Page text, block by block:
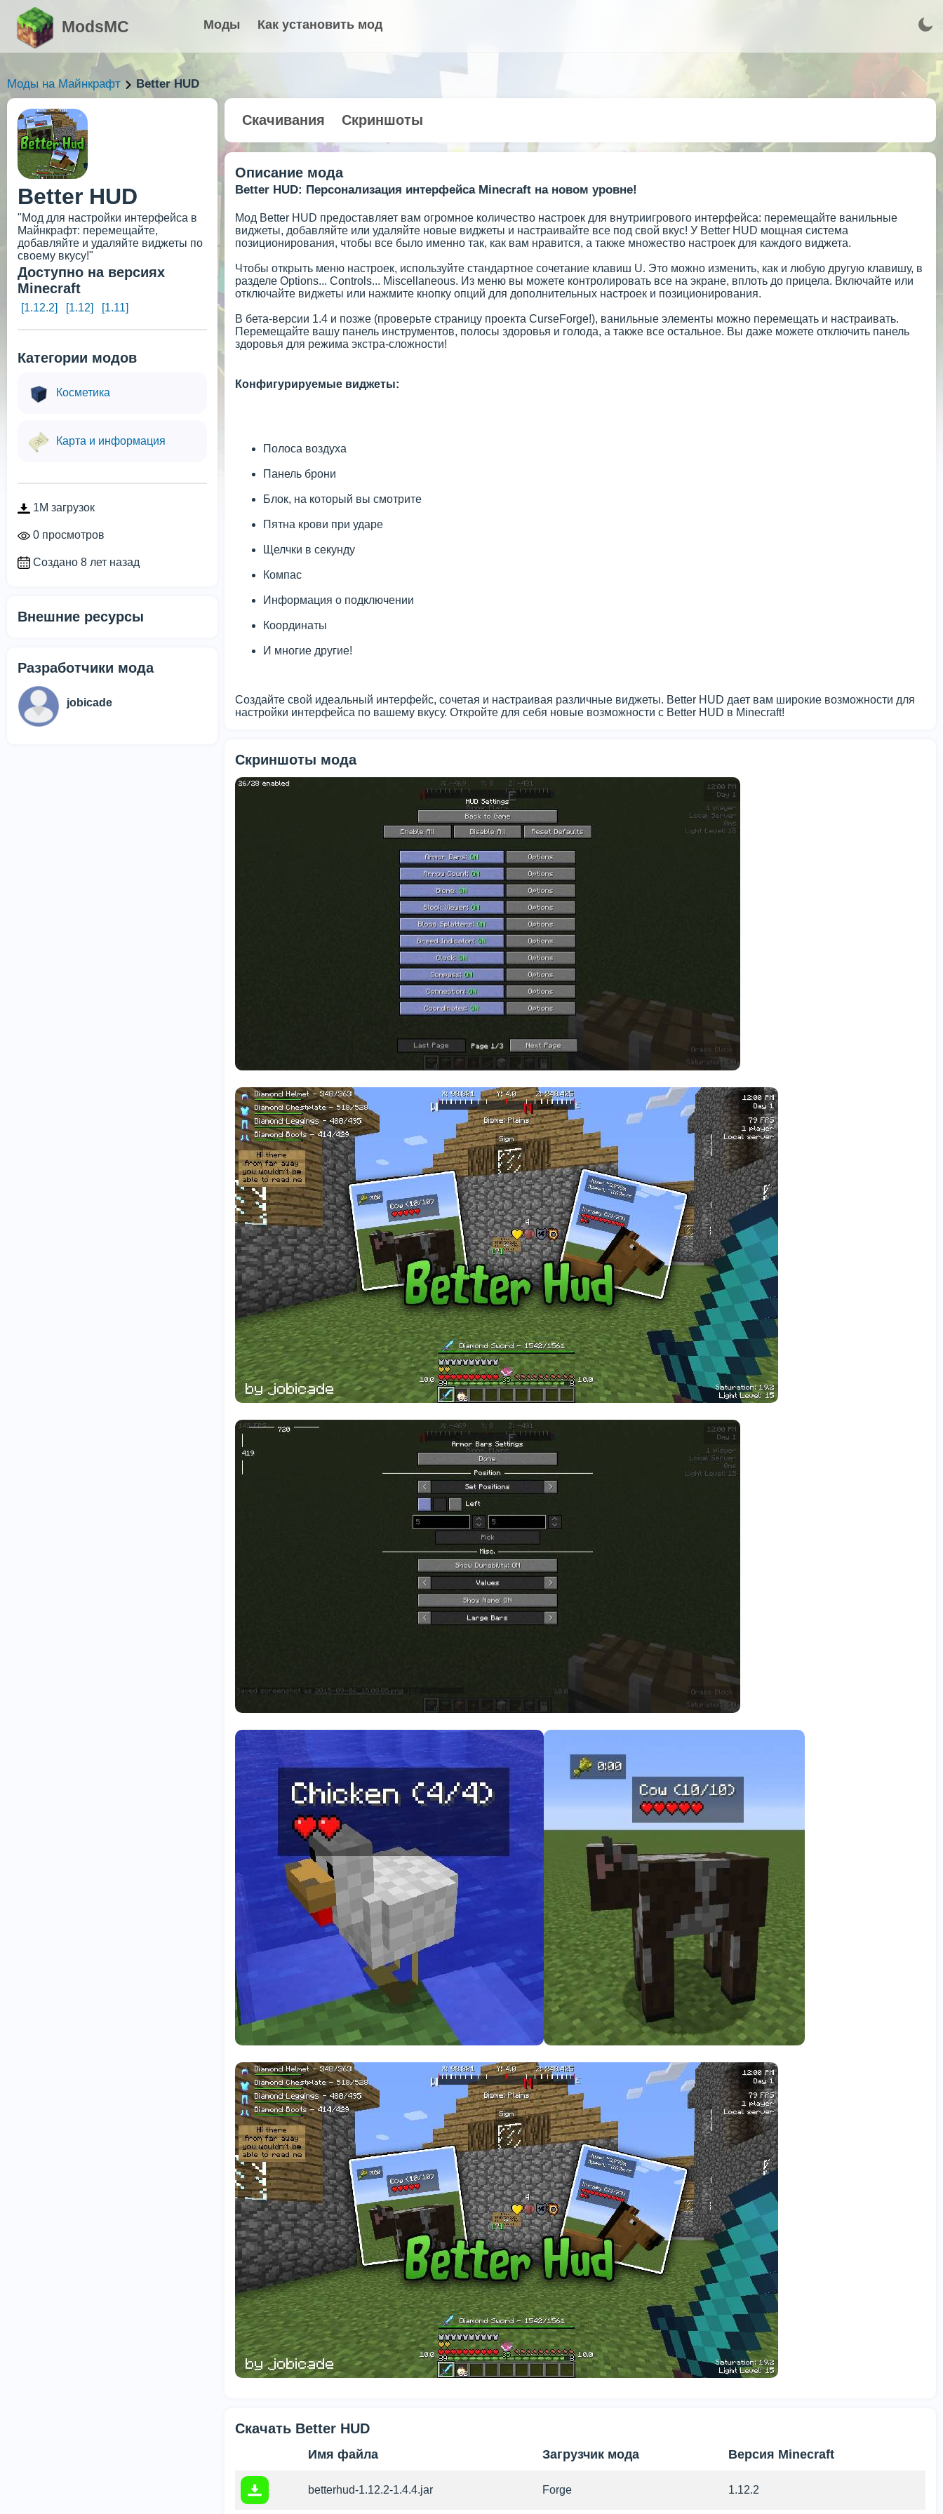
ModsMC Моды Как установить мод
Моды на Майнкрафт Better HUD
Better HUD
"Мод для настройки интерфейса в
Майнкрафт: перемещайте,
добавляйте и удаляйте виджеты по
своему вкусу!"
Доступно на версиях
Minecraft
[1.12.2] [1.12] [1.11]
Категории модов
Косметика
Карта и информация
1M загрузок
0 просмотров
Создано 8 лет назад
Внешние ресурсы
Разработчики мода
jobicade
Скачивания Скриншоты
Описание мода
Better HUD: Персонализация интерфейса Minecraft на новом уровне!
Мод Better HUD предоставляет вам огромное количество настроек для внутриигрового интерфейса: перемещайте ванильные
виджеты, добавляйте или удаляйте новые виджеты и настраивайте все под свой вкус! У Better HUD мощная система
позиционирования, чтобы все было именно так, как вам нравится, а также множество настроек для каждого виджета.
Чтобы открыть меню настроек, используйте стандартное сочетание клавиш U. Это можно изменить, как и любую другую клавишу, в
разделе Options... Controls... Miscellaneous. Из меню вы можете контролировать все на экране, вплоть до прицела. Включайте или
отключайте виджеты или нажмите кнопку опций для дополнительных настроек и позиционирования.
В бета-версии 1.4 и позже (проверьте страницу проекта CurseForge!), ванильные элементы можно перемещать и настраивать.
Перемещайте вашу панель инструментов, полосы здоровья и голода, а также все остальное. Вы даже можете отключить панель
здоровья для режима экстра-сложности!
Конфигурируемые виджеты:
Полоса воздуха
Панель брони
Блок, на который вы смотрите
Пятна крови при ударе
Щелчки в секунду
Компас
Информация о подключении
Координаты
И многие другие!
Создайте свой идеальный интерфейс, сочетая и настраивая различные виджеты. Better HUD дает вам широкие возможности для
настройки интерфейса по вашему вкусу. Откройте для себя новые возможности с Better HUD в Minecraft!
Скриншоты мода
Скачать Better HUD
Имя файла Загрузчик мода Версия Minecraft
betterhud-1.12.2-1.4.4.jar Forge 1.12.2